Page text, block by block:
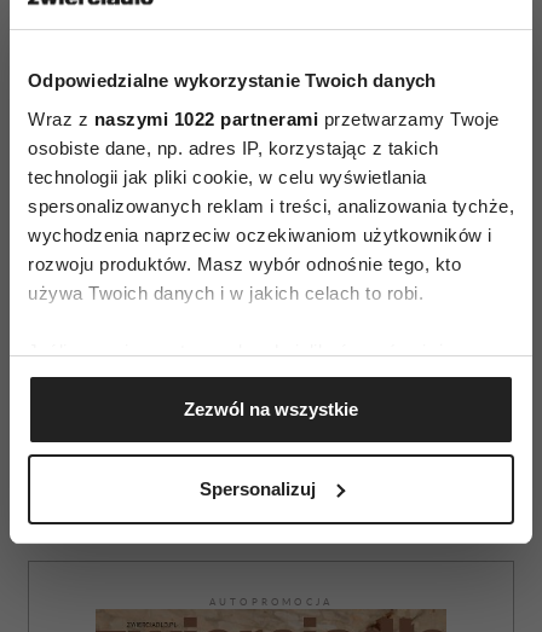
Odpowiedzialne wykorzystanie Twoich danych
Wraz z naszymi 1022 partnerami przetwarzamy Twoje
osobiste dane, np. adres IP, korzystając z takich
technologii jak pliki cookie, w celu wyświetlania
spersonalizowanych reklam i treści, analizowania tychże,
wychodzenia naprzeciw oczekiwaniom użytkowników i
rozwoju produktów. Masz wybór odnośnie tego, kto
używa Twoich danych i w jakich celach to robi.
Jeśli wyrazisz na to zgodę, chcielibyśmy również:
Gromadzić dane dotyczące Twojej lokalizacji
geograficznej z dokładnością nawet do kilku metrów
Identyfikować Twoje urządzenie, aktywnie
(fingerprinting, czyli wirtualny odcisk palca)
dane są przetwarzane oraz ustaw własne preferencje w
zmienić lub wycofać swoją zgodę w dowolnej chwili.
Zezwól na wszystkie
Spersonalizuj
świadczy i jak reagować?
AUTOPROMOCJA